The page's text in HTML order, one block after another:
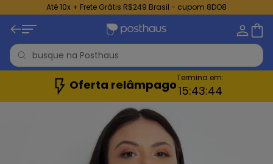
Até 10x + Frete Grátis R$249 Brasil - cupom 8DO8
Oferta relâmpagoTermina em:
15:43:41